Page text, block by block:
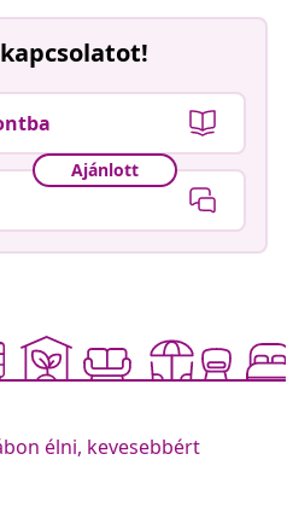
Ajánlott
élni, kevesebbért